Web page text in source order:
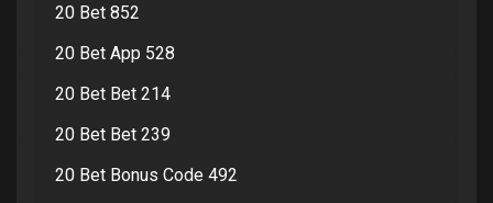
20 Bet 852
20 Bet App 528
20 Bet Bet 214
20 Bet Bet 239
20 Bet Bonus Code 492